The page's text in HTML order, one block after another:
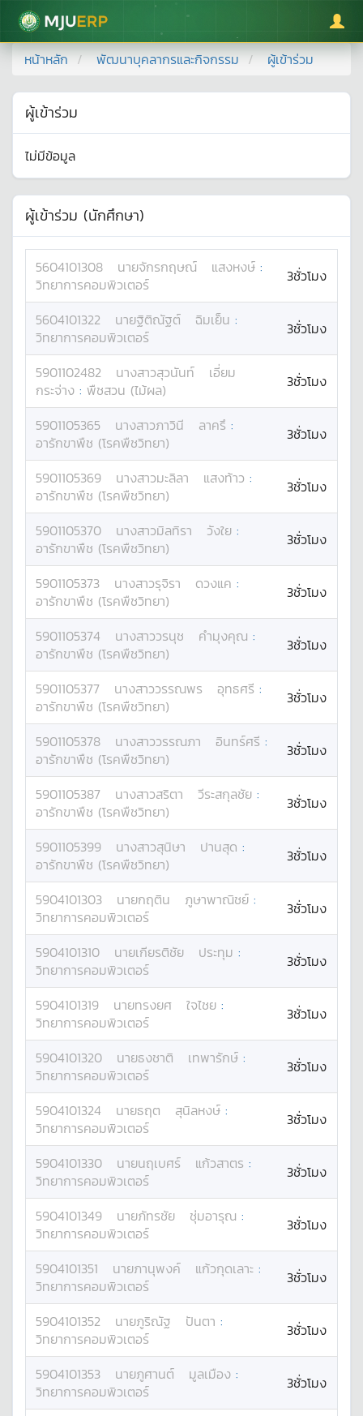
มหาวิทยาลัยแม่โจ้
หน้าหลัก พัฒนาบุคลากรและกิจกรรม ผู้เข้าร่วม
ผู้เข้าร่วม
ไม่มีข้อมูล
ผู้เข้าร่วม (นักศึกษา)
5604101308 นายจักรกฤษณ์ แสงหงษ์ :
วิทยาการคอมพิวเตอร์
3ชั่วโมง
5604101322 นายฐิติณัฐต์ ฉิมเย็น :
วิทยาการคอมพิวเตอร์
3ชั่วโมง
5901102482 นางสาวสุวนันท์
เอี่ยม
กระจ่าง : พืชสวน (ไม้ผล) 3ชั่วโมง
5901105365 นางสาวภาวินี ลาครึ :
อารักขาพืช (โรคพืชวิทยา)
3ชั่วโมง
5901105369 นางสาวมะลิลา แสงท้าว :
อารักขาพืช (โรคพืชวิทยา)
3ชั่วโมง
5901105370 นางสาวมิลทิรา วังใย :
อารักขาพืช (โรคพืชวิทยา)
3ชั่วโมง
5901105373 นางสาวรุจิรา ดวงแค :
อารักขาพืช (โรคพืชวิทยา)
3ชั่วโมง
5901105374 นางสาววรนุช คำมุงคุณ :
อารักขาพืช (โรคพืชวิทยา)
3ชั่วโมง
5901105377 นางสาววรรณพร อุทธศรี :
อารักขาพืช (โรคพืชวิทยา)
3ชั่วโมง
5901105378 นางสาววรรณภา อินทร์ศรี :
อารักขาพืช (โรคพืชวิทยา)
3ชั่วโมง
5901105387 นางสาวสริตา วีระสกุลชัย :
อารักขาพืช (โรคพืชวิทยา)
3ชั่วโมง
5901105399 นางสาวสุนิษา ปานสุด :
อารักขาพืช (โรคพืชวิทยา)
3ชั่วโมง
5904101303 นายกฤติน ภูษาพาณิชย์ :
วิทยาการคอมพิวเตอร์
3ชั่วโมง
5904101310 นายเกียรติชัย ประทุม :
วิทยาการคอมพิวเตอร์
3ชั่วโมง
5904101319 นายทรงยศ ใจไชย :
วิทยาการคอมพิวเตอร์
3ชั่วโมง
5904101320 นายธงชาติ เทพารักษ์ :
วิทยาการคอมพิวเตอร์
3ชั่วโมง
5904101324 นายธฤต สุนิลหงษ์ :
วิทยาการคอมพิวเตอร์
3ชั่วโมง
5904101330 นายนฤเบศร์ แก้วสาตร :
วิทยาการคอมพิวเตอร์
3ชั่วโมง
5904101349 นายภัทรชัย ชุ่มอารุณ :
วิทยาการคอมพิวเตอร์
3ชั่วโมง
5904101351 นายภานุพงค์ แก้วกุดเลาะ :
วิทยาการคอมพิวเตอร์
3ชั่วโมง
5904101352 นายภูริณัฐ ปันตา :
วิทยาการคอมพิวเตอร์
3ชั่วโมง
5904101353 นายภูศานต์ มูลเมือง :
วิทยาการคอมพิวเตอร์
3ชั่วโมง